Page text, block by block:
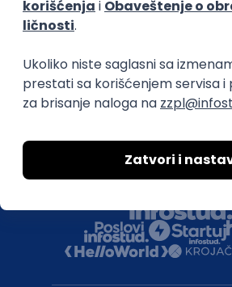
Druželjubivi smo!